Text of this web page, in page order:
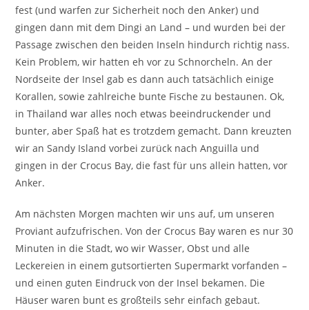
fest (und warfen zur Sicherheit noch den Anker) und
gingen dann mit dem Dingi an Land – und wurden bei der
Passage zwischen den beiden Inseln hindurch richtig nass.
Kein Problem, wir hatten eh vor zu Schnorcheln. An der
Nordseite der Insel gab es dann auch tatsächlich einige
Korallen, sowie zahlreiche bunte Fische zu bestaunen. Ok,
in Thailand war alles noch etwas beeindruckender und
bunter, aber Spaß hat es trotzdem gemacht. Dann kreuzten
wir an Sandy Island vorbei zurück nach Anguilla und
gingen in der Crocus Bay, die fast für uns allein hatten, vor
Anker.
Am nächsten Morgen machten wir uns auf, um unseren
Proviant aufzufrischen. Von der Crocus Bay waren es nur 30
Minuten in die Stadt, wo wir Wasser, Obst und alle
Leckereien in einem gutsortierten Supermarkt vorfanden –
und einen guten Eindruck von der Insel bekamen. Die
Häuser waren bunt es großteils sehr einfach gebaut.